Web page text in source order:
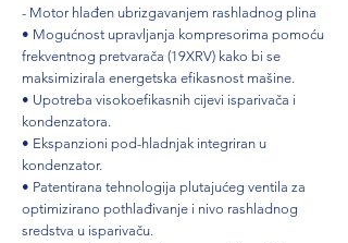
- Motor hlađen ubrizgavanjem rashladnog plina
• Mogućnost upravljanja kompresorima pomoću
frekventnog pretvarača (19XRV) kako bi se
maksimizirala energetska efikasnost mašine.
• Upotreba visokoefikasnih cijevi isparivača i
kondenzatora.
• Ekspanzioni pod-hladnjak integriran u
kondenzator.
• Patentirana tehnologija plutajućeg ventila za
optimizirano pothlađivanje i nivo rashladnog
sredstva u isparivaču.